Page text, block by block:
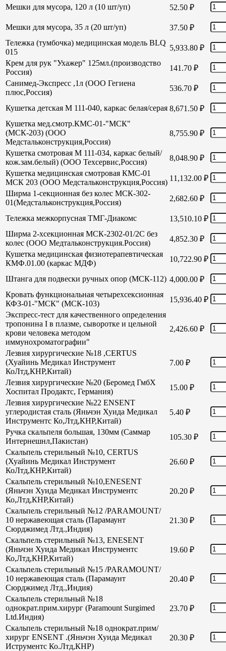
Мешки для мусора, 120 л (10 шт/уп) 52.50 ₽
Мешки для мусора, 35 л (20 шт/уп) 37.50 ₽
Тележка (тумбочка) медицинская модель BLQ
015
5,933.80 ₽
Крем для рук "Ухажер" 125мл.(производство
Россия)
141.70 ₽
Санимед-Экспресс ,1л (ООО Гегиена
плюс,Россия)
536.70 ₽
Кушетка детская М 111-040, каркас белая/серая 8,671.50 ₽
Кушетка мед.смотр.КМС-01-"МСК"
(МСК-203) (ООО
Медстальконструкция,Россия)
8,755.90 ₽
Кушетка смотровая М 111-034, каркас белый/
кож.зам.белый) (ООО Техсервис,Россия)
8,048.90 ₽
Кушетка медицинская смотровая КМС-01
МСК 203 (ООО Медстальконструкция,Россия) 11,132.00 ₽
Ширма 1-секционная без колес МСК-302-
01(Медстальконструкция,Россия)
2,682.60 ₽
Тележка межкорпусная ТМГ-Диакомс 13,510.10 ₽
Ширма 2-хсекционная МСК-2302-01/2С без
колес (ООО Медтальконструкция.Россия)
4,852.30 ₽
Кушетка медицинская физиотерапевтическая
КМФ.01.00 (каркас МДФ)
10,722.90 ₽
Штанга для подвески ручных опор (МСК-112) 4,000.00 ₽
Кровать функциональная четырехсексионная
КФЗ-01-"МСК" (МСК-103)
15,936.40 ₽
Экспресс-тест для качественного определения
тропонина I в плазме, сыворотке и цельной
крови человека методом
иммунохроматографии"
2,426.60 ₽
Лезвия хирургические №18 ,CERTUS
(Хуайинь Медикал Инструмент
КоЛтд,КНР,Китай)
7.00 ₽
Лезвия хирургические №20 (Беромед ГмбХ
Хоспитал Продактс, Германия)
15.00 ₽
Лезвия хирургические №22 ENSENT
углеродистая сталь (Яньчэн Хуида Медикал
Инструментс Ко,Лтд,КНР,Китай)
5.40 ₽
Ручка скальпеля большая, 130мм (Саммар
Интернешнл,Пакистан)
105.30 ₽
Скальпель стерильный №10, CERTUS
(Хуайинь Медикал Инструмент
КоЛтд,КНР,Китай)
26.60 ₽
Скальпель стерильный №10,ENESENT
(Яньчэн Хуида Медикал Инструментс
Ко,Лтд,КНР,Китай)
20.20 ₽
Скальпель стерильный №12 /PARAMOUNT/
10 нержавеющая сталь (Парамаунт
Сюрджимед Лтд.,Индия)
21.30 ₽
Скальпель стерильный №13, ENESENT
(Яньчэн Хуида Медикал Инструментс
Ко,Лтд,КНР,Китай)
19.60 ₽
Скальпель стерильный №15 /PARAMOUNT/
10 нержавеющая сталь (Парамаунт
Сюрджимед Лтд.,Индия)
20.40 ₽
Скальпель стерильный №18
однократ.прим.хирург (Paramount Surgimed
Ltd.Индия)
23.70 ₽
Скальпель стерильный №18 однократ.прим/
хирург ENSENT .(Яньчэн Хуида Медикал
Иструментс Ко.Лтд,КНР)
20.30 ₽